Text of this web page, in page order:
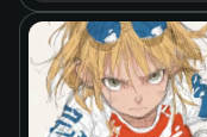
Accessoires
lebendig
und kräftige